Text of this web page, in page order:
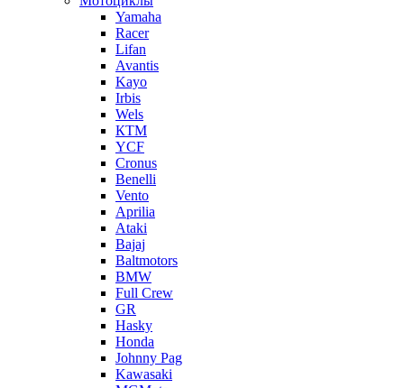
Yamaha
Racer
Lifan
Avantis
Kayo
Irbis
Wels
КТМ
YCF
Cronus
Benelli
Vento
Aprilia
Ataki
Bajaj
Baltmotors
BMW
Full Crew
GR
Hasky
Honda
Johnny Pag
Kawasaki